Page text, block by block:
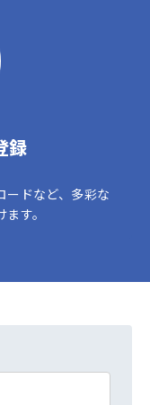
録
ードなど、多彩な
す。